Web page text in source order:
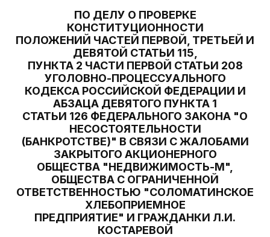
ПО ДЕЛУ О ПРОВЕРКЕ
КОНСТИТУЦИОННОСТИ
ПОЛОЖЕНИЙ ЧАСТЕЙ ПЕРВОЙ, ТРЕТЬЕЙ И
ДЕВЯТОЙ СТАТЬИ 115,
ПУНКТА 2 ЧАСТИ ПЕРВОЙ СТАТЬИ 208
УГОЛОВНО-ПРОЦЕССУАЛЬНОГО
КОДЕКСА РОССИЙСКОЙ ФЕДЕРАЦИИ И
АБЗАЦА ДЕВЯТОГО ПУНКТА 1
СТАТЬИ 126 ФЕДЕРАЛЬНОГО ЗАКОНА "О
НЕСОСТОЯТЕЛЬНОСТИ
(БАНКРОТСТВЕ)" В СВЯЗИ С ЖАЛОБАМИ
ЗАКРЫТОГО АКЦИОНЕРНОГО
ОБЩЕСТВА "НЕДВИЖИМОСТЬ-М",
ОБЩЕСТВА С ОГРАНИЧЕННОЙ
ОТВЕТСТВЕННОСТЬЮ "СОЛОМАТИНСКОЕ
ХЛЕБОПРИЕМНОЕ
ПРЕДПРИЯТИЕ" И ГРАЖДАНКИ Л.И.
КОСТАРЕВОЙ